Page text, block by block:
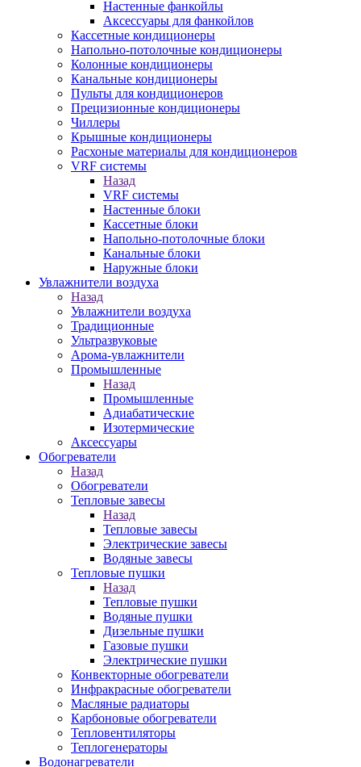
Настенные фанкойлы
Аксессуары для фанкойлов
Кассетные кондиционеры
Напольно-потолочные кондиционеры
Колонные кондиционеры
Канальные кондиционеры
Пульты для кондиционеров
Прецизионные кондиционеры
Чиллеры
Крышные кондиционеры
Расхоные материалы для кондиционеров
VRF системы
Назад
VRF системы
Настенные блоки
Кассетные блоки
Напольно-потолочные блоки
Канальные блоки
Наружные блоки
Увлажнители воздуха
Назад
Увлажнители воздуха
Традиционные
Ультразвуковые
Арома-увлажнители
Промышленныe
Назад
Промышленныe
Адиабатические
Изотермические
Аксессуары
Обогреватели
Назад
Обогреватели
Тепловые завесы
Назад
Тепловые завесы
Электрические завесы
Водяные завесы
Тепловые пушки
Назад
Тепловые пушки
Водяные пушки
Дизельные пушки
Газовые пушки
Электрические пушки
Конвекторные обогреватели
Инфракрасные обогреватели
Масляные радиаторы
Карбоновые обогреватели
Тепловентиляторы
Теплогенераторы
Водонагреватели